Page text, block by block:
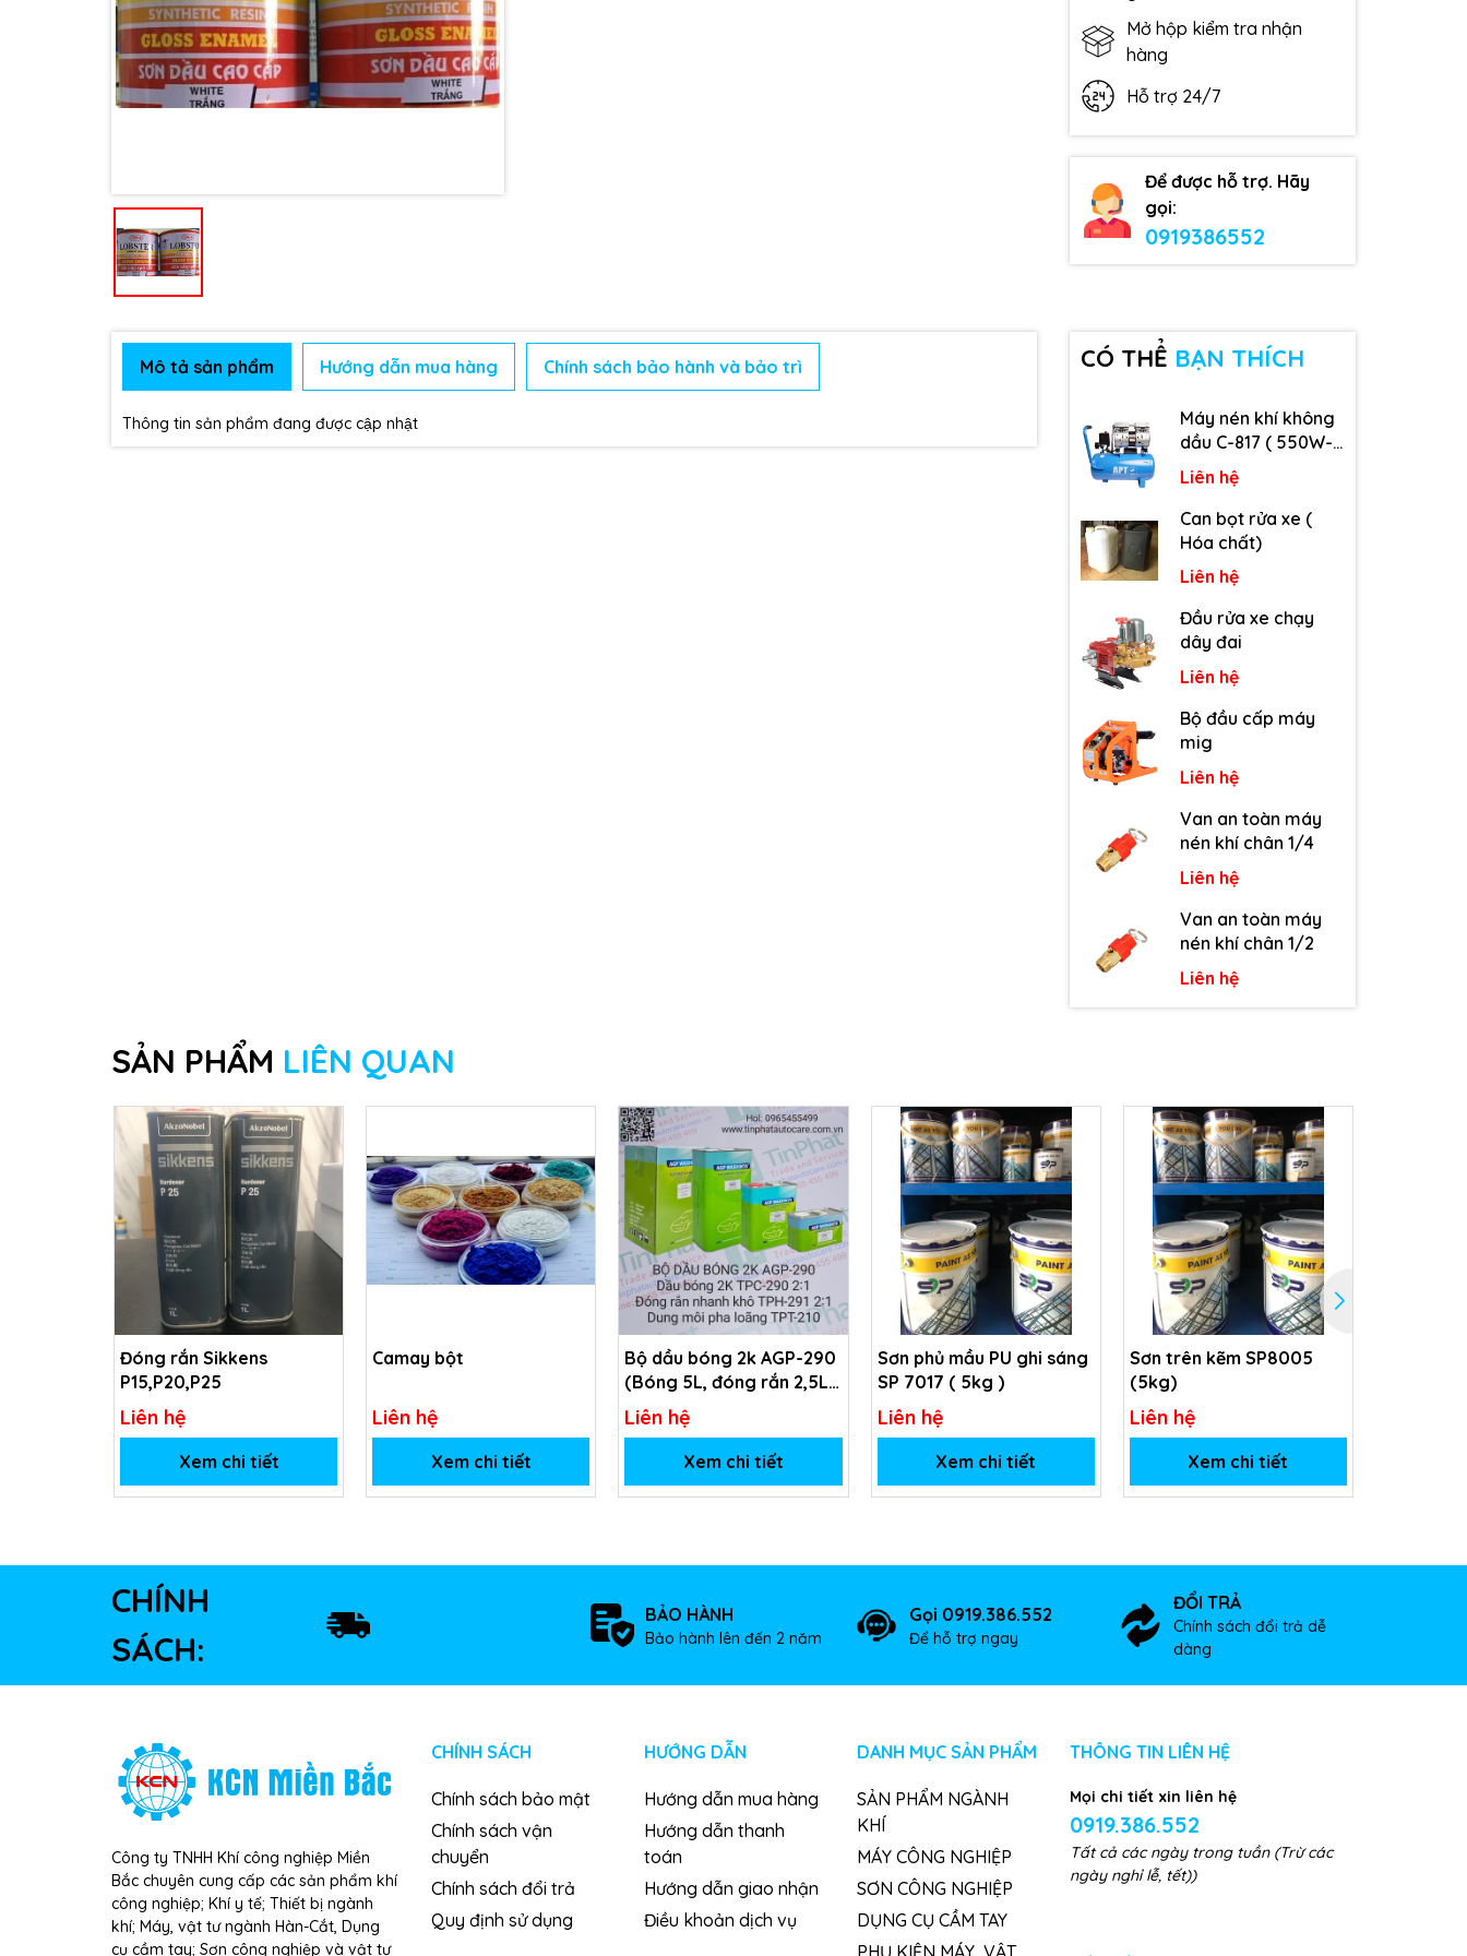
Mở hộp kiểm tra nhận
hàng
Hỗ trợ 24/7
Để được hỗ trợ. Hãy
gọi:
0919386552
Mô tả sản phẩm Hướng dẫn mua hàng Chính sách bảo hành và bảo trì
Thông tin sản phẩm đang được cập nhật
CÓ THỂ BẠN THÍCH
Máy nén khí không
dầu C-817 ( 550W-
9L )
Liên hệ
Can bọt rửa xe (
Hóa chất)
Liên hệ
Đầu rửa xe chạy
dây đai
Liên hệ
Bộ đầu cấp máy
mig
Liên hệ
Van an toàn máy
nén khí chân 1/4
Liên hệ
Van an toàn máy
nén khí chân 1/2
Liên hệ
SẢN PHẨM LIÊN QUAN
Đóng rắn Sikkens
P15,P20,P25
Liên hệ
Xem chi tiết
Camay bột
Liên hệ
Xem chi tiết
Bộ dầu bóng 2k AGP-290
(Bóng 5L, đóng rắn 2,5L,
dung môi 1L)
Liên hệ
Xem chi tiết
Sơn phủ mầu PU ghi sáng
SP 7017 ( 5kg )
Liên hệ
Xem chi tiết
Sơn trên kẽm SP8005
(5kg)
Liên hệ
Xem chi tiết
CHÍNH
SÁCH:
BẢO HÀNH
Bảo hành lên đến 2 năm
Gọi 0919.386.552
Để hỗ trợ ngay
ĐỔI TRẢ
Chính sách đổi trả dễ
dàng
Công ty TNHH Khí công nghiệp Miền
Bắc chuyên cung cấp các sản phẩm khí
công nghiệp; Khí y tế; Thiết bị ngành
khí; Máy, vật tư ngành Hàn-Cắt, Dụng
cụ cầm tay; Sơn công nghiệp và vật tư
CHÍNH SÁCH
Chính sách bảo mật
Chính sách vận
chuyển
Chính sách đổi trả
Quy định sử dụng
HƯỚNG DẪN
Hướng dẫn mua hàng
Hướng dẫn thanh
toán
Hướng dẫn giao nhận
Điều khoản dịch vụ
DANH MỤC SẢN PHẨM
SẢN PHẨM NGÀNH
KHÍ
MÁY CÔNG NGHIỆP
SƠN CÔNG NGHIỆP
DỤNG CỤ CẦM TAY
THÔNG TIN LIÊN HỆ
Mọi chi tiết xin liên hệ
0919.386.552
Tất cả các ngày trong tuần (Trừ các
ngày nghỉ lễ, tết))